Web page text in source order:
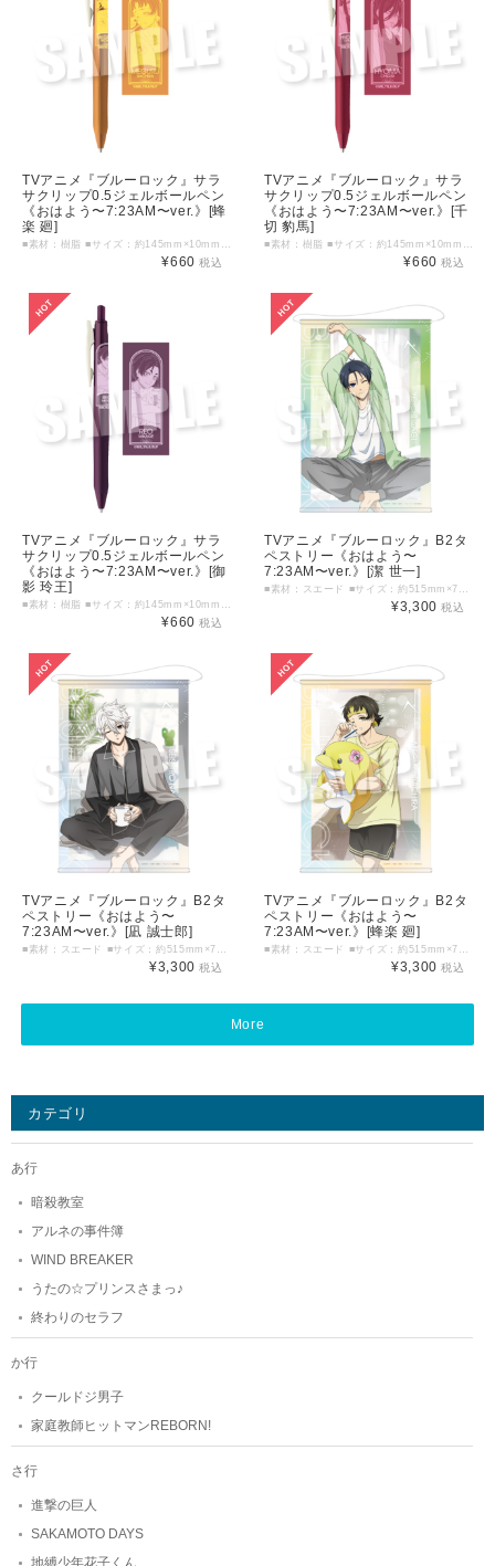
TVアニメ『ブルーロック』サラ
サクリップ0.5ジェルボールペン
《おはよう〜7:23AM〜ver.》[蜂
楽 廻]
■素材：樹脂 ■サイズ：約145mm×10mm以内 ■インク色：キャメルイエロー ©金城宗幸・ノ村優介・講談社／「ブルーロック」製作委員会
¥660税込
TVアニメ『ブルーロック』サラ
サクリップ0.5ジェルボールペン
《おはよう〜7:23AM〜ver.》[千
切 豹馬]
■素材：樹脂 ■サイズ：約145mm×10mm以内 ■インク色：カシスブラック ©金城宗幸・ノ村優介・講談社／「ブルーロック」製作委員会
¥660税込
TVアニメ『ブルーロック』サラ
サクリップ0.5ジェルボールペン
《おはよう〜7:23AM〜ver.》[御
影 玲王]
■素材：樹脂 ■サイズ：約145mm×10mm以内 ■インク色：ボルドーパープル ©金城宗幸・ノ村優介・講談社／「ブルーロック」製作委員会
¥660税込
TVアニメ『ブルーロック』B2タ
ペストリー《おはよう〜
7:23AM〜ver.》[潔 世一]
■素材：スエード ■サイズ：約515mm×728mm（B2サイズ） ©金城宗幸・ノ村優介・講談社／「ブルーロック」製作委員会
¥3,300税込
TVアニメ『ブルーロック』B2タ
ペストリー《おはよう〜
7:23AM〜ver.》[凪 誠士郎]
¥3,300税込
TVアニメ『ブルーロック』B2タ
ペストリー《おはよう〜
7:23AM〜ver.》[蜂楽 廻]
¥3,300税込
More
カテゴリ
あ行
暗殺教室
アルネの事件簿
WIND BREAKER
うたの☆プリンスさまっ♪
終わりのセラフ
か行
クールドジ男子
家庭教師ヒットマンREBORN!
さ行
進撃の巨人
SAKAMOTO DAYS
地縛少年花子くん